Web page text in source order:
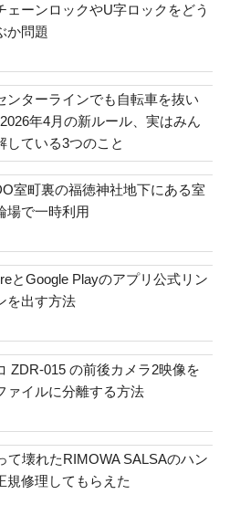
ェーンロックやU字ロックをどう
か問題
ンターラインでも自転車を抜い
年4月の新ルール、実はみん
している3つのこと
室町裏の福徳神社地下にある室
場で一時利用
とGoogle Playのアプリ公式リン
を出す方法
ZDR-015 の前後カメラ2映像を
ァイルに分離する方法
て壊れたRIMOWA SALSAのハン
規修理してもらえた